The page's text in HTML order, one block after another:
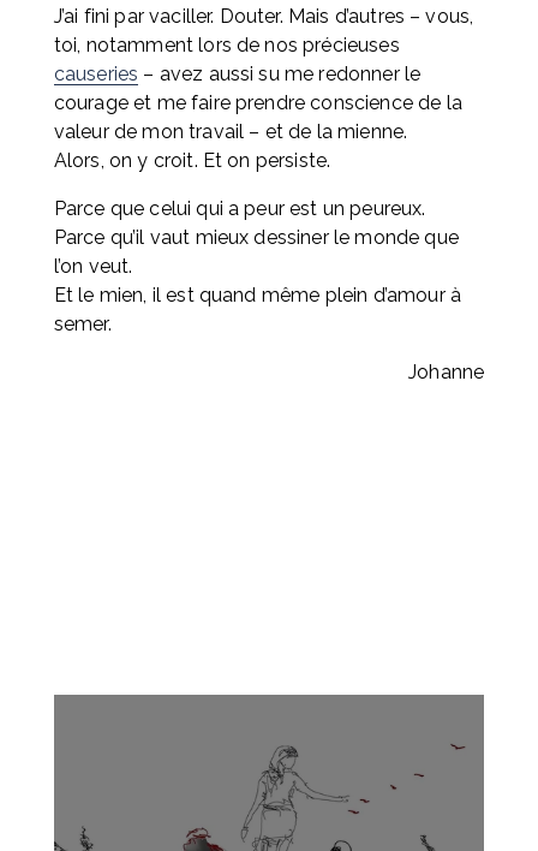
J’ai fini par vaciller. Douter. Mais d’autres – vous,
causeries – avez aussi su me redonner le
courage et me faire prendre conscience de la
valeur de mon travail – et de la mienne.
Alors, on y croit. Et on persiste.
Parce que celui qui a peur est un peureux.
Parce qu’il vaut mieux dessiner le monde que
l’on veut.
Et le mien, il est quand même plein d’amour à
semer.
Johanne